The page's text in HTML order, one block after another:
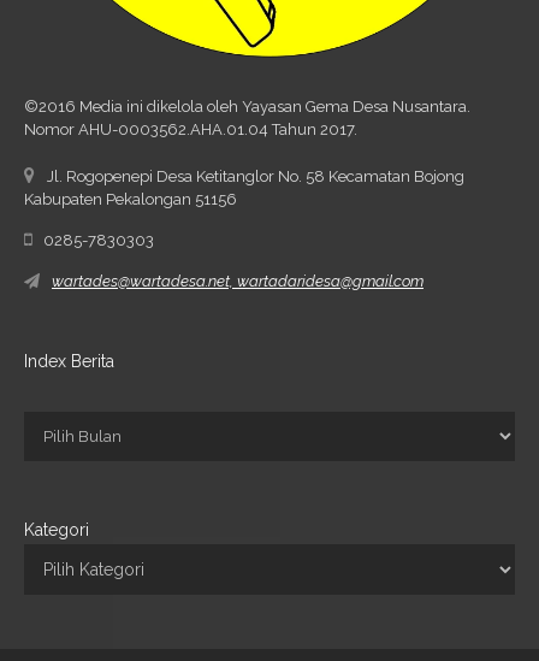
©2016 Media ini dikelola oleh Yayasan Gema Desa Nusantara.
Nomor AHU-0003562.AHA.01.04 Tahun 2017.
Jl. Rogopenepi Desa Ketitanglor No. 58 Kecamatan Bojong
Kabupaten Pekalongan 51156
0285-7830303
wartades@wartadesa.net, wartadaridesa@gmail.com
Index Berita
Kategori